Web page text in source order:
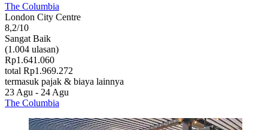
The Columbia
London City Centre
8,2/10
Sangat Baik
(1.004 ulasan)
Rp1.641.060
total Rp1.969.272
termasuk pajak & biaya lainnya
23 Agu - 24 Agu
The Columbia